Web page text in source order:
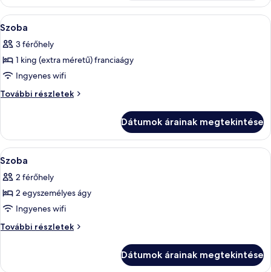
A
következő
szoba
összes
képének
megtekintése:
Egy szállodai szoba, amelyben egy
7
Szoba
3 férőhely
1 king (extra méretű) franciaágy
Ingyenes wifi
További részletek
Szoba
Dátumok árainak megtekintése
A
következő
szoba
összes
képének
megtekintése:
Egy szállodai szoba két ággyal, egy
5
Szoba
2 férőhely
2 egyszemélyes ágy
Ingyenes wifi
További részletek
Szoba
Dátumok árainak megtekintése